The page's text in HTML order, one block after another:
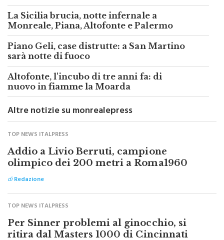
minacciate da roghi e chiuso aeroporto
La Sicilia brucia, notte infernale a
Monreale, Piana, Altofonte e Palermo
Piano Geli, case distrutte: a San Martino
sarà notte di fuoco
Altofonte, l'incubo di tre anni fa: di
nuovo in fiamme la Moarda
Altre notizie su monrealepress
TOP NEWS ITALPRESS
Addio a Livio Berruti, campione
olimpico dei 200 metri a Roma1960
diRedazione
TOP NEWS ITALPRESS
Per Sinner problemi al ginocchio, si